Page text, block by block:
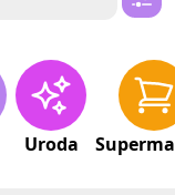
Uroda